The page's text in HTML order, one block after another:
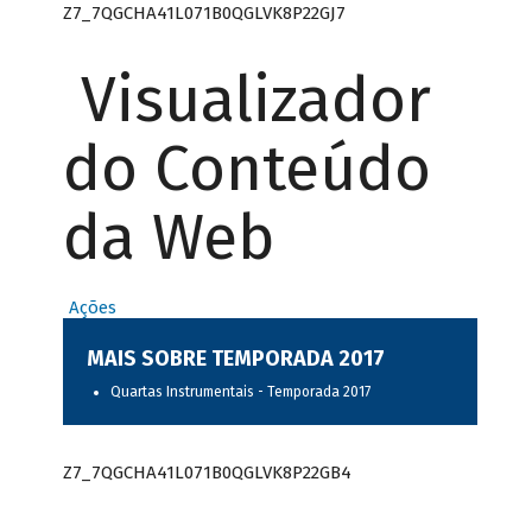
Z7_7QGCHA41L071B0QGLVK8P22GJ7
Visualizador
do Conteúdo
da Web
Ações
MAIS SOBRE TEMPORADA 2017
Quartas Instrumentais - Temporada 2017
Z7_7QGCHA41L071B0QGLVK8P22GB4